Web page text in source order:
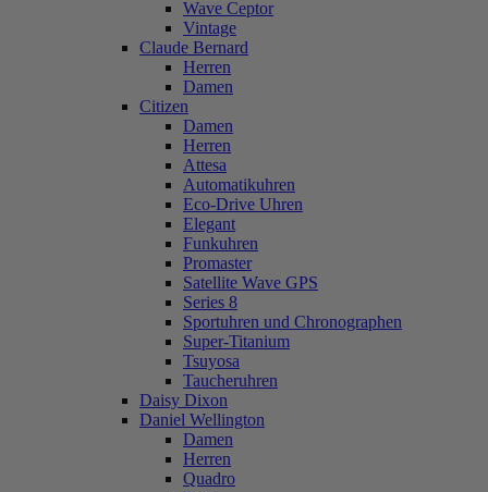
Wave Ceptor
Vintage
Claude Bernard
Herren
Damen
Citizen
Damen
Herren
Attesa
Automatikuhren
Eco-Drive Uhren
Elegant
Funkuhren
Promaster
Satellite Wave GPS
Series 8
Sportuhren und Chronographen
Super-Titanium
Tsuyosa
Taucheruhren
Daisy Dixon
Daniel Wellington
Damen
Herren
Quadro